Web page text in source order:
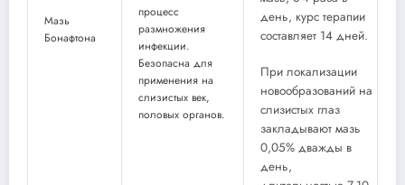
Мазь
Бонафтона
процесс
размножения
инфекции.
Безопасна для
применения на
слизистых век,
половых органов.
день, курс терапии
составляет 14 дней.
При локализации
новообразований на
слизистых глаз
закладывают мазь
0,05% дважды в
день,